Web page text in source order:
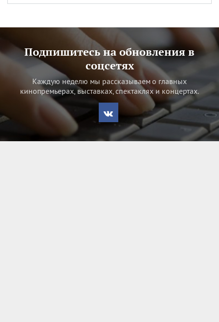
Подпишитесь на обновления в
соцсетях
Каждую неделю мы рассказываем о главных
кинопремьерах, выставках, спектаклях и концертах.